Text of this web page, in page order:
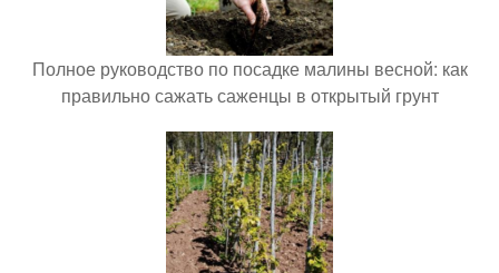
Полное руководство по посадке малины весной: как
правильно сажать саженцы в открытый грунт